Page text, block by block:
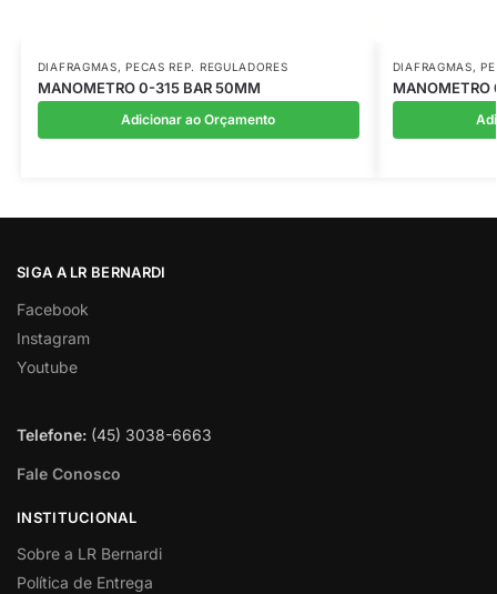
DIAFRAGMAS, PECAS REP. REGULADORES
MANOMETRO 0-315 BAR 50MM
Adicionar ao Orçamento
DIAFRAGMAS,
SIGA A LR BERNARDI
Facebook
Instagram
Youtube
Telefone: (45) 3038-6663
Fale Conosco
INSTITUCIONAL
Sobre a LR Bernardi
Política de Entrega